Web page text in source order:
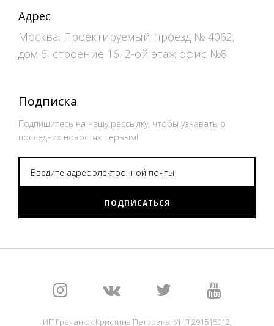
Адрес
Москва, Проектируемый проезд № 4062,
дом 6, строение 16, 2-ой этаж офис №8
Подписка
Подпишитесь на нашу рассылку, чтобы узнавать о
последних новостях первым!
ПОДПИСАТЬСЯ
ИП Гречанюк Кристина Петровна, УНП 291515012,